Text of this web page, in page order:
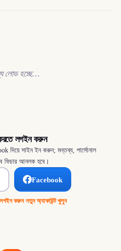
লোড হচ্ছে…
লগইন করুন
দিয়ে সাইন ইন করুন; মন্তব্য, পার্সোনাল
ফিচার আনলক হবে।
Facebook
লগইন করুন·নতুন অ্যাকাউন্ট খুলুন